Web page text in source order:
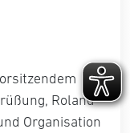
Roland
Organisation